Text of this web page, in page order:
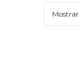
Mostrar